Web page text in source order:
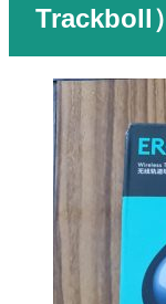
Trackboll）